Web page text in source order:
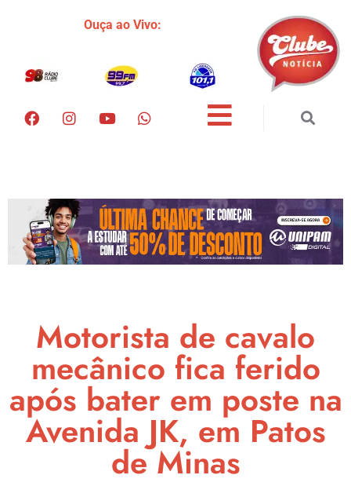
Ouça ao Vivo:
Motorista de cavalo
mecânico fica ferido
após bater em poste na
Avenida JK, em Patos
de Minas